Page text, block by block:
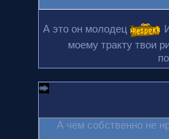
А это он молодец
моему тракту твои
А чем собственно не